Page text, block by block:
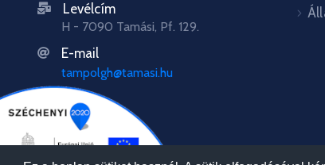
Levélcím
H - 7090 Tamási, Pf. 129.
E-mail
tampolgh@tamasi.hu